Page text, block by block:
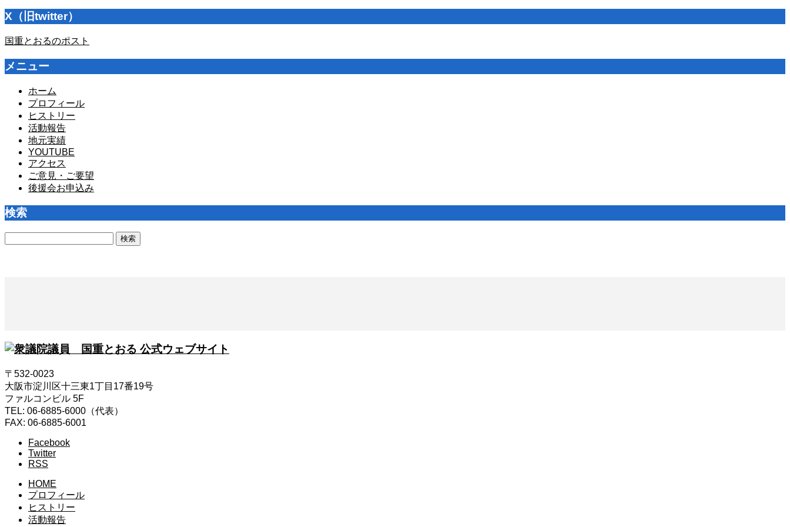
X（旧twitter）
国重とおるのポスト
メニュー
ホーム
プロフィール
ヒストリー
活動報告
地元実績
YOUTUBE
アクセス
ご意見・ご要望
後援会お申込み
検索
〒532-0023
大阪市淀川区十三東1丁目17番19号
ファルコンビル 5F
TEL: 06-6885-6000（代表）
FAX: 06-6885-6001
Facebook
Twitter
RSS
HOME
プロフィール
ヒストリー
活動報告